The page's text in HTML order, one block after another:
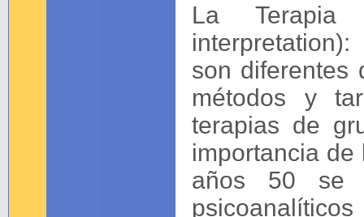
La Terapia
son diferentes
métodos y
terapias de
importancia
años 50 se